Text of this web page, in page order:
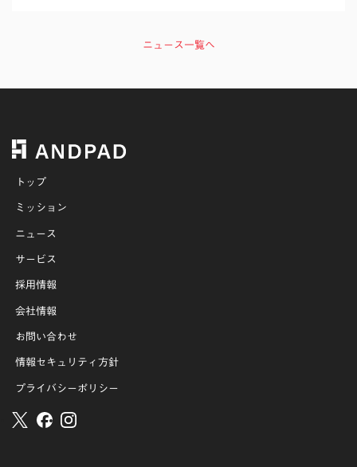
ニュース一覧へ
トップ
ミッション
ニュース
サービス
採用情報
会社情報
お問い合わせ
情報セキュリティ方針
プライバシーポリシー